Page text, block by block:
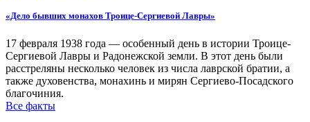
«Дело бывших монахов Троице-Сергиевой Лавры»
17 февраля 1938 года — особенный день в истории Троице-
Сергиевой Лавры и Радонежской земли. В этот день были
расстреляны несколько человек из числа лаврской братии, а
также духовенства, монахинь и мирян Сергиево-Посадского
благочиния.
Все факты